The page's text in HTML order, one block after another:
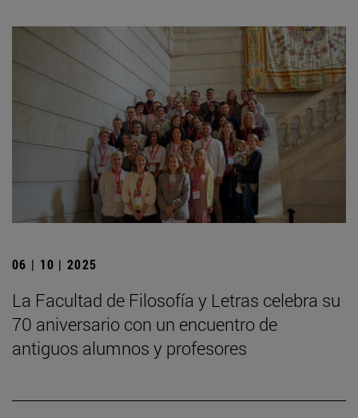
06 | 10 | 2025
La Facultad de Filosofía y Letras celebra su
70 aniversario con un encuentro de
antiguos alumnos y profesores